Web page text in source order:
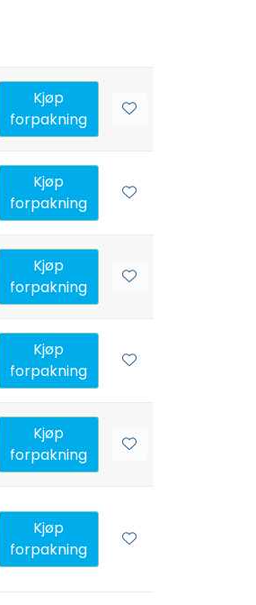
Kjøp
forpakning
Kjøp
forpakning
Kjøp
forpakning
Kjøp
forpakning
Kjøp
forpakning
Kjøp
forpakning